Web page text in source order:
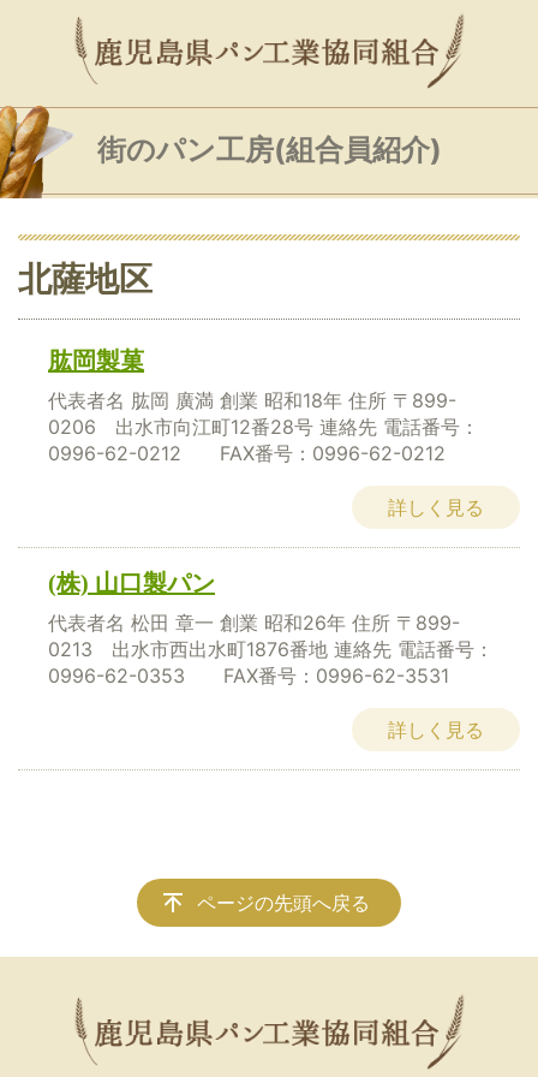
街のパン工房(組合員紹介)
北薩地区
肱岡製菓
代表者名 肱岡 廣満 創業 昭和18年 住所 〒899-
0206 出水市向江町12番28号 連絡先 電話番号：
0996-62-0212 FAX番号：0996-62-0212
詳しく見る
(株) 山口製パン
代表者名 松田 章一 創業 昭和26年 住所 〒899-
0213 出水市西出水町1876番地 連絡先 電話番号：
0996-62-0353 FAX番号：0996-62-3531
詳しく見る
ページの先頭へ戻る